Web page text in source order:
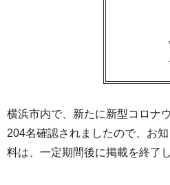
横浜市内で、新たに新型コロナ
204名確認されましたので、お
料は、一定期間後に掲載を終了